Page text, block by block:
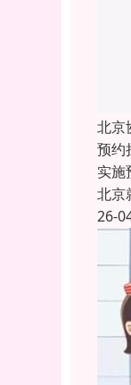
北京
预约
实施
北京
26-